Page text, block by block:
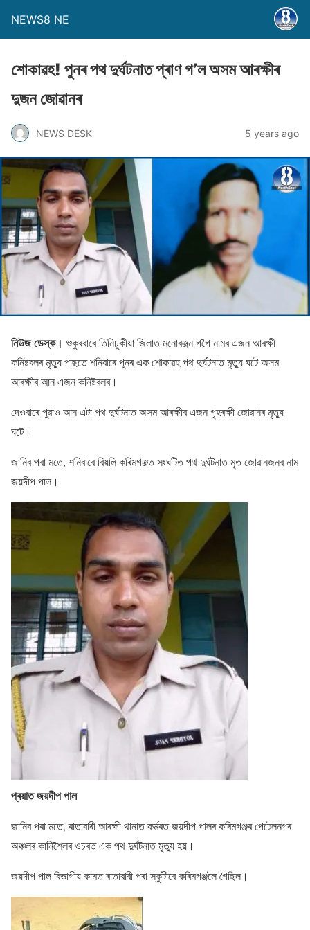
NEWS8 NE
শােকাৱহ! পুনৰ পথ দুৰ্ঘটনাত প্ৰাণ গ’ল অসম আৰক্ষীৰ
দুজন জােৱানৰ
NEWS DESK 5 years ago
নিউজ ডেস্ক। শুকুৰবাৰে তিনিচুকীয়া জিলাত মনােৰঞ্জন গগৈ নামৰ এজন আৰক্ষী
কনিষ্টবলৰ মৃত্যু পাছতে শনিবাৰে পুনৰ এক শােকাৱহ পথ দুৰ্ঘটনাত মৃত্যু ঘটে অসম
আৰক্ষীৰ আন এজন কনিষ্টবলৰ।
দেওবাৰে পুৱাও আন এটা পথ দুৰ্ঘটনাত অসম আৰক্ষীৰ এজন গৃহৰক্ষী জােৱানৰ মৃত্যু
ঘটে।
জানিব পৰা মতে, শনিবাৰে বিয়লি কৰিমগঞ্জত সংঘটিত পথ দুৰ্ঘটনাত মৃত জােৱানজনৰ নাম
জয়দীপ পাল।
প্ৰয়াত জয়দীপ পাল
জানিব পৰা মতে, ৰাতাবাৰী আৰক্ষী থানাত কৰ্মৰত জয়দীপ পালৰ কৰিমগঞ্জৰ পেটেলনগৰ
অঞ্চলৰ কানিশৈলৰ ওচৰত এক পথ দুৰ্ঘটনাত মৃত্যু হয়।
জয়দীপ পাল বিভাগীয় কামত ৰাতাবাৰী পৰা স্কুটীৰে কৰিমগঞ্জলৈ গৈছিল।